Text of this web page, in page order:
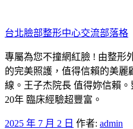
至
主
要
內
容
台北臉部整形中心交流部落格
專屬為您不撞網紅臉 ! 由整形
的完美照護，值得信賴的美麗
線。王子杰院長 值得妳信賴
20年 臨床經驗超豐富。
發
2025 年 7 月 2 日 作者: admin